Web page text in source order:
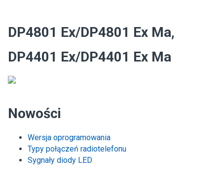
DP4801 Ex/DP4801 Ex Ma,
DP4401 Ex/DP4401 Ex Ma
Nowości
Wersja oprogramowania
Typy połączeń radiotelefonu
Sygnały diody LED